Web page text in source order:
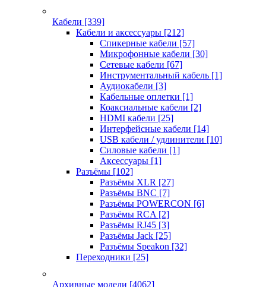
Кабели [339]
Кабели и аксессуары [212]
Спикерные кабели [57]
Микрофонные кабели [30]
Сетевые кабели [67]
Инструментальный кабель [1]
Аудиокабели [3]
Кабельные оплетки [1]
Коаксиальные кабели [2]
HDMI кабели [25]
Интерфейсные кабели [14]
USB кабели / удлинители [10]
Силовые кабели [1]
Аксессуары [1]
Разъёмы [102]
Разъёмы XLR [27]
Разъёмы BNC [7]
Разъёмы POWERCON [6]
Разъёмы RCA [2]
Разъёмы RJ45 [3]
Разъёмы Jack [25]
Разъёмы Speakon [32]
Переходники [25]
Архивные модели [4062]